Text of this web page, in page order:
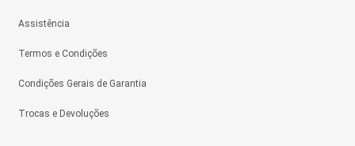
Assistência
Termos e Condições
Condições Gerais de Garantia
Trocas e Devoluções